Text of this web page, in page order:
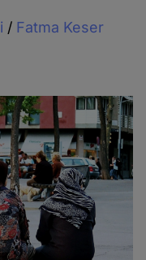
/ Fatma Keser